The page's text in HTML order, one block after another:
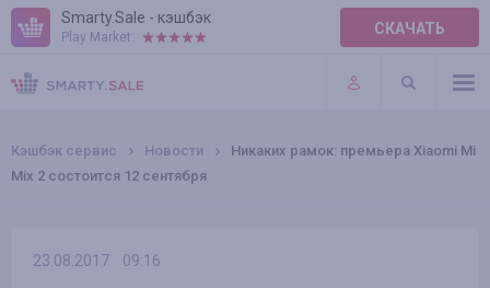
Smarty.Sale - кэшбэк
Play Market: СКАЧАТЬ
ПРАВИЛА
ПЛАГИНЫ
Кэшбэк сервис Новости
Никаких рамок: премьера Xiaomi Mi
Mix 2 состоится 12 сентября
23.08.2017 09:16